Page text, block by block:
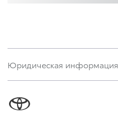
Юридическая информация